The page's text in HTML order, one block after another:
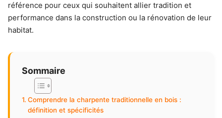
référence pour ceux qui souhaitent allier tradition et
performance dans la construction ou la rénovation de leur
habitat.
Sommaire
Comprendre la charpente traditionnelle en bois :
définition et spécificités